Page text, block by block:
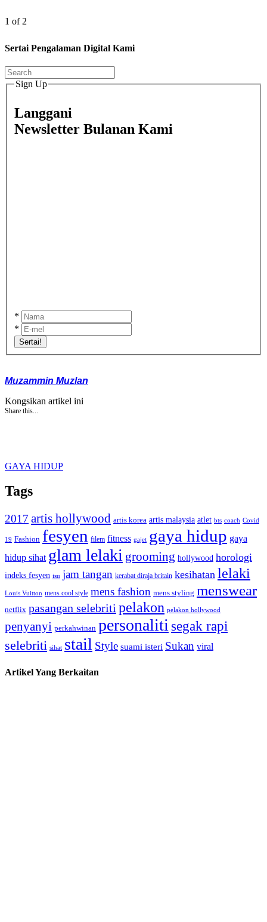
1 of 2
Sertai Pengalaman Digital Kami
Sign Up
Langgani
Newsletter Bulanan Kami
*
*
Sertai!
Muzammin Muzlan
Kongsikan artikel ini
Share this...
GAYA HIDUP
Tags
2017 artis hollywood artis korea artis malaysia atlet bts coach Covid
19 Fashion fesyen filem fitness gajet gaya hidup gaya
hidup sihat glam lelaki grooming hollywood horologi
indeks fesyen isu jam tangan kerabat diraja britain kesihatan lelaki
Louis Vuitton mens cool style mens fashion mens styling menswear
netflix pasangan selebriti pelakon pelakon hollywood
penyanyi perkahwinan personalitisegak rapi
selebriti sihat stail Style suami isteri Sukan viral
Artikel Yang Berkaitan